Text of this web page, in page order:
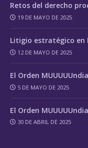
Retos del derecho
19 DE MAYO DE 2025
Litigio estratégico en
12 DE MAYO DE 2025
El Orden
5 DE MAYO DE 2025
El Orden
30 DE ABRIL DE 2025